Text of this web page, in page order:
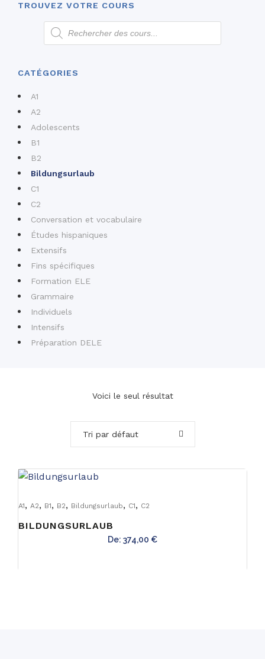
TROUVEZ VOTRE COURS
CATÉGORIES
A1
A2
Adolescents
B1
B2
Bildungsurlaub
C1
C2
Conversation et vocabulaire
Études hispaniques
Extensifs
Fins spécifiques
Formation ELE
Grammaire
Individuels
Intensifs
Préparation DELE
Voici le seul résultat
Tri par défaut
A1, A2, B1, B2, Bildungsurlaub, C1, C2
BILDUNGSURLAUB
De: 374,00 €